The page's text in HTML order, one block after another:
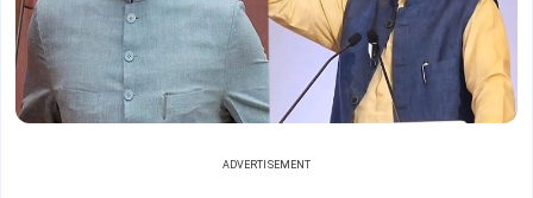
ADVERTISEMENT